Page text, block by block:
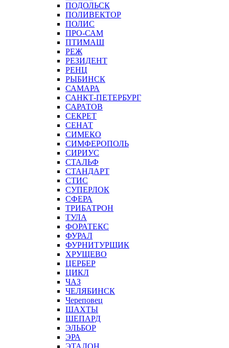
ПОДОЛЬСК
ПОЛИВЕКТОР
ПОЛИС
ПРО-САМ
ПТИМАШ
РЕЖ
РЕЗИДЕНТ
РЕНЦ
РЫБИНСК
САМАРА
САНКТ-ПЕТЕРБУРГ
САРАТОВ
СЕКРЕТ
СЕНАТ
СИМЕКО
СИМФЕРОПОЛЬ
СИРИУС
СТАЛЬФ
СТАНДАРТ
СТИС
СУПЕРЛОК
СФЕРА
ТРИБАТРОН
ТУЛА
ФОРАТЕКС
ФУРАЛ
ФУРНИТУРЩИК
ХРУЩЕВО
ЦЕРБЕР
ЦИКЛ
ЧАЗ
ЧЕЛЯБИНСК
Череповец
ШАХТЫ
ШЕПАРД
ЭЛЬБОР
ЭРА
ЭТАЛОН